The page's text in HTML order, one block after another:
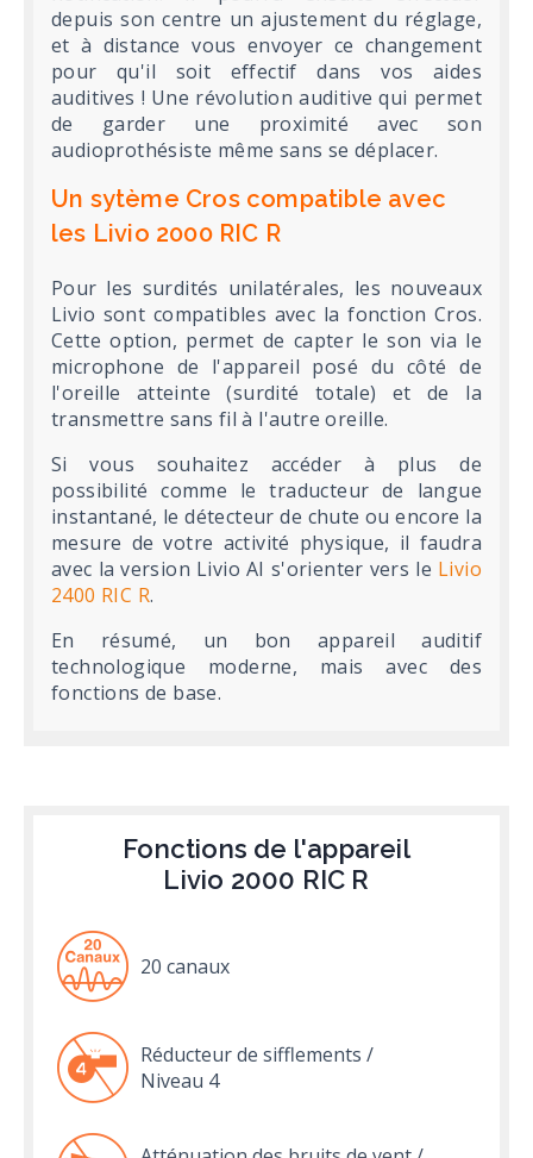
depuis son centre un ajustement du réglage,
et à distance vous envoyer ce changement
pour qu'il soit effectif dans vos aides
auditives ! Une révolution auditive qui permet
de garder une proximité avec son
audioprothésiste même sans se déplacer.
Un sytème Cros compatible avec
les Livio 2000 RIC R
Pour les surdités unilatérales, les nouveaux
Livio sont compatibles avec la fonction Cros.
Cette option, permet de capter le son via le
microphone de l'appareil posé du côté de
l'oreille atteinte (surdité totale) et de la
transmettre sans fil à l'autre oreille.
Si vous souhaitez accéder à plus de
possibilité comme le traducteur de langue
instantané, le détecteur de chute ou encore la
mesure de votre activité physique, il faudra
avec la version Livio AI s'orienter vers le Livio
2400 RIC R.
En résumé, un bon appareil auditif
technologique moderne, mais avec des
fonctions de base.
Fonctions de l'appareil
Livio 2000 RIC R
20 canaux
Réducteur de sifflements /
Niveau 4